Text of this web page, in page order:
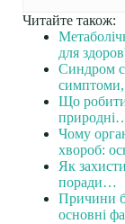
Читайте також:
для
Синдром
Що робити
Чому
хвороб:
Як
поради…
Причини
основні